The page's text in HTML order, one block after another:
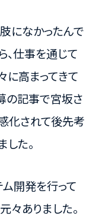
になかったんで
、仕事を通じて
高まってきて
の記事で宮坂さ
化されて後先考
た。
開発を行って
々ありました。